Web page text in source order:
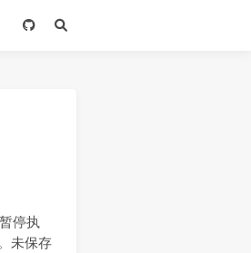
停执
未保存